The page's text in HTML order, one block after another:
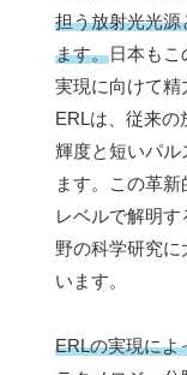
担う放射光光
ます。日本も
実現に向けて精
ERLは、従来の
輝度と短いパル
ます。この革
レベルで解明
野の科学研究
います。
ERLの実現によ